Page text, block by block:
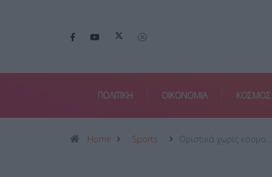
ΠΟΛΙΤΙΚΗ ΟΙΚΟΝΟΜΙΑ ΚΟΣΜΟΣ
Home Sports Οριστικά χωρίς κόσμο…